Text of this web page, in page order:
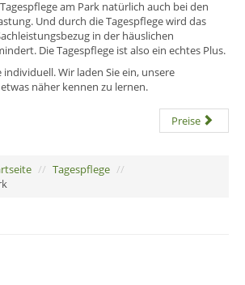
am Park natürlich auch bei den
Und durch die Tagespflege wird das
in der häuslichen
Die Tagespflege ist also ein echtes Plus.
Wir laden Sie ein, unsere
näher kennen zu lernen.
Preise
// Tagespflege //